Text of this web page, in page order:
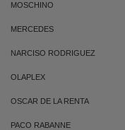
MOSCHINO
MERCEDES
NARCISO RODRIGUEZ
OLAPLEX
OSCAR DE LA RENTA
PACO RABANNE